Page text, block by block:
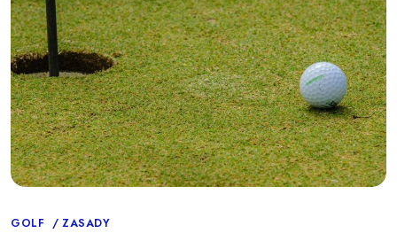
Categories
GOLF ZASADY